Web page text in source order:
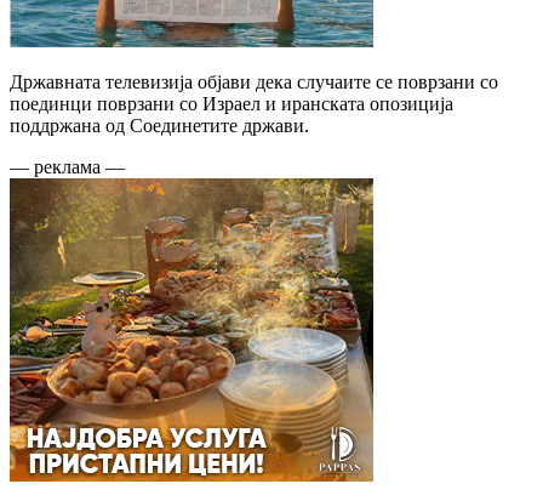
Државната телевизија објави дека случаите се поврзани со
поединци поврзани со Израел и иранската опозиција
поддржана од Соединетите држави.
— реклама —